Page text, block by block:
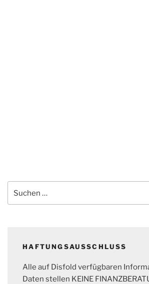
nach:
HAFTUNGSAUSSCHLUSS
Alle auf Disfold verfügbaren
Daten stellen KEINE